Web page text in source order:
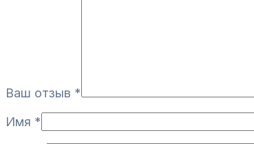
Ваш отзыв *
Имя *